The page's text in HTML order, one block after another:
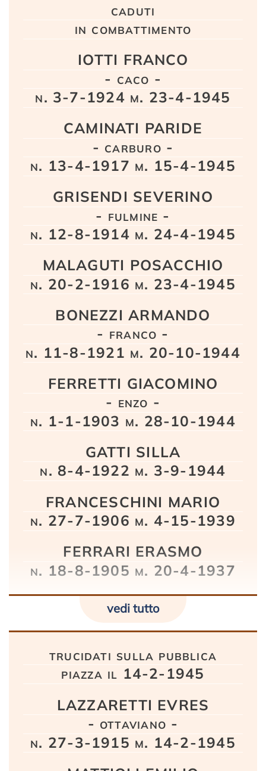
caduti
in combattimento
IOTTI FRANCO
- caco -
n. 3-7-1924 m. 23-4-1945
CAMINATI PARIDE
- carburo -
n. 13-4-1917 m. 15-4-1945
GRISENDI SEVERINO
- fulmine -
n. 12-8-1914 m. 24-4-1945
MALAGUTI POSACCHIO
n. 20-2-1916 m. 23-4-1945
BONEZZI ARMANDO
- franco -
n. 11-8-1921 m. 20-10-1944
FERRETTI GIACOMINO
- enzo -
n. 1-1-1903 m. 28-10-1944
GATTI SILLA
n. 8-4-1922 m. 3-9-1944
FRANCESCHINI MARIO
n. 27-7-1906 m. 4-15-1939
FERRARI ERASMO
n. 18-8-1905 m. 20-4-1937
vedi tutto
trucidati sulla pubblica
piazza il 14-2-1945
LAZZARETTI EVRES
- ottaviano -
n. 27-3-1915 m. 14-2-1945